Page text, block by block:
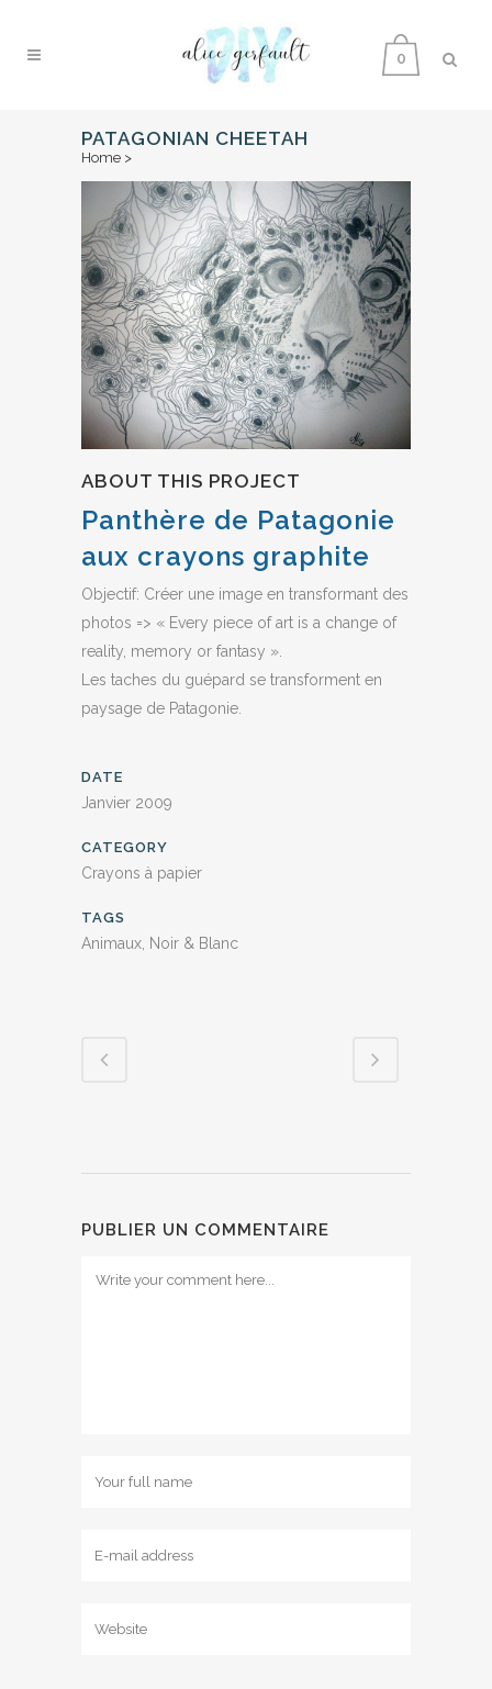
0
PATAGONIAN CHEETAH
Home >
ABOUT THIS PROJECT
Panthère de Patagonie
aux crayons graphite
Objectif: Créer une image en transformant des
photos => « Every piece of art is a change of
reality, memory or fantasy ».
Les taches du guépard se transforment en
paysage de Patagonie.
DATE
Janvier 2009
CATEGORY
Crayons à papier
TAGS
Animaux, Noir & Blanc
PUBLIER UN COMMENTAIRE